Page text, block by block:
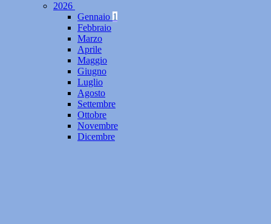
2026
Gennaio 1
Febbraio
Marzo
Aprile
Maggio
Giugno
Luglio
Agosto
Settembre
Ottobre
Novembre
Dicembre